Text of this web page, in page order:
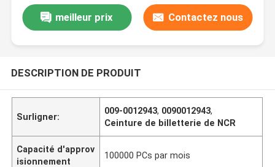
meilleur prix Contactez nous
DESCRIPTION DE PRODUIT
Surligner:
009-0012943, 0090012943,
Ceinture de billetterie de NCR
Capacité d'approv
isionnement
100000 PCs par mois